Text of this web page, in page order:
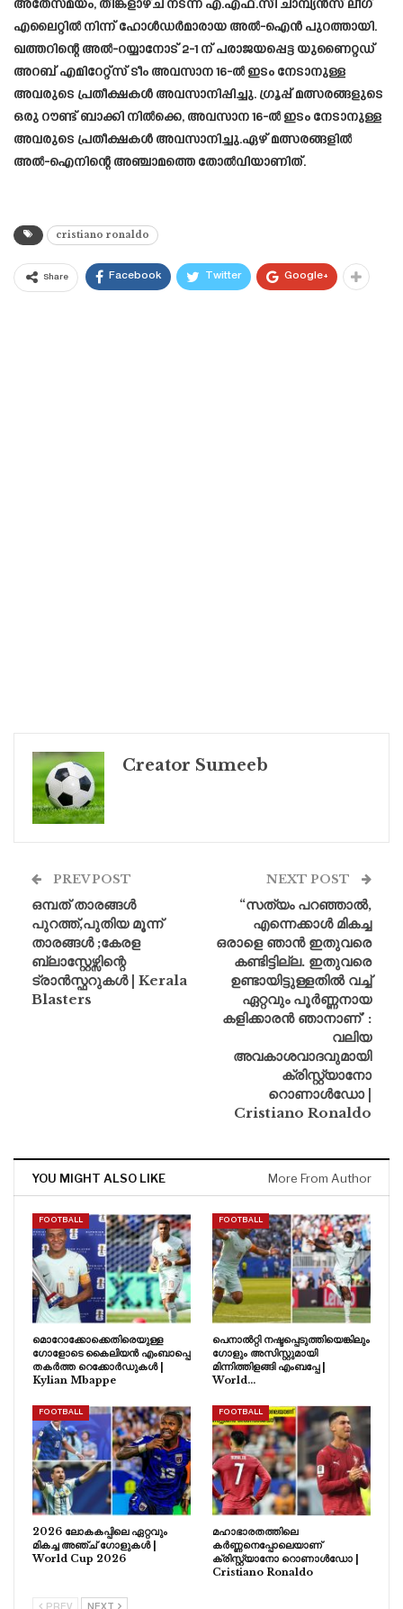
അതേസമയം, തിങ്കളാഴ്ച നടന്ന എ.എഫ്.സി ചാമ്പ്യൻസ് ലീഗ്
എലൈറ്റിൽ നിന്ന് ഹോൾഡർമാരായ അൽ-ഐൻ പുറത്തായി.
ഖത്തറിന്റെ അൽ-റയ്യാനോട് 2-1 ന് പരാജയപ്പെട്ട യുണൈറ്റഡ്
അറബ് എമിറേറ്റ്സ് ടീം അവസാന 16-ൽ ഇടം നേടാനുള്ള
അവരുടെ പ്രതീക്ഷകൾ അവസാനിപ്പിച്ചു. ഗ്രൂപ്പ് മത്സരങ്ങളുടെ
ഒരു റൗണ്ട് ബാക്കി നിൽക്കെ, അവസാന 16-ൽ ഇടം നേടാനുള്ള
അവരുടെ പ്രതീക്ഷകൾ അവസാനിച്ചു.ഏഴ് മത്സരങ്ങളിൽ
അൽ-ഐനിന്റെ അഞ്ചാമത്തെ തോൽവിയാണിത്.
cristiano ronaldo
Share Facebook Twitter Google+
Creator Sumeeb
PREV POST
ഒമ്പത് താരങ്ങൾ
പുറത്ത്,പുതിയ മൂന്ന്
താരങ്ങൾ ;കേരള
ബ്ലാസ്റ്റേഴ്സിന്റെ
ട്രാൻസ്ഫറുകൾ | Kerala
Blasters
NEXT POST
“സത്യം പറഞ്ഞാൽ,
എന്നെക്കാൾ മികച്ച
ഒരാളെ ഞാൻ ഇതുവരെ
കണ്ടിട്ടില്ല. ഇതുവരെ
ഉണ്ടായിട്ടുള്ളതിൽ വച്ച്
ഏറ്റവും പൂർണ്ണനായ
കളിക്കാരൻ ഞാനാണ്’ :
വലിയ
അവകാശവാദവുമായി
ക്രിസ്റ്റ്യാനോ
റൊണാൾഡോ |
Cristiano Ronaldo
YOU MIGHT ALSO LIKE More From Author
FOOTBALL
മൊറോക്കോക്കെതിരെയുള്ള
ഗോളോടെ കൈലിയൻ എംബാപ്പെ
തകർത്ത റെക്കോർഡുകൾ |
Kylian Mbappe
FOOTBALL
പെനാൽറ്റി നഷ്ടപ്പെടുത്തിയെങ്കിലും
ഗോളും അസിസ്റ്റുമായി
മിന്നിത്തിളങ്ങി എംബപ്പേ |
World…
FOOTBALL
2026 ലോകകപ്പിലെ ഏറ്റവും
മികച്ച അഞ്ച് ഗോളുകൾ |
World Cup 2026
FOOTBALL
മഹാഭാരതത്തിലെ
കർണ്ണനെപ്പോലെയാണ്
ക്രിസ്റ്റ്യാനോ റൊണാൾഡോ |
Cristiano Ronaldo